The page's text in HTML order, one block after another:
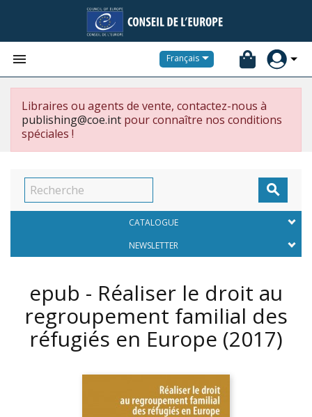
 Français
Libraires ou agents de vente, contactez-nous à
publishing@coe.int pour connaître nos conditions
spéciales !

CATALOGUE
NEWSLETTER
epub - Réaliser le droit au
regroupement familial des
réfugiés en Europe (2017)